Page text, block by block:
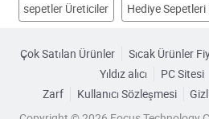
sepetler Üreticiler Hediye
Bambu Sepet Fabrikalar Çiçek
Çok Satılan Ürünler Sıcak Ürünler
Yıldız alıcı
PC Sitesi
Zarf
Kullanıcı Sözleşmesi